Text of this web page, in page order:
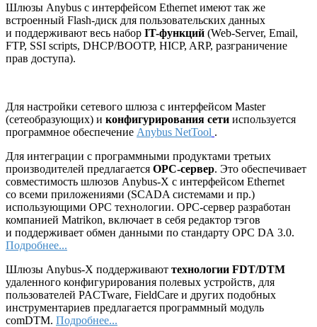
Шлюзы Anybus с интерфейсом Ethernet имеют так же
встроенный Flash-диск для пользовательских данных
и поддерживают весь набор IT-функций (Web-Server, Email,
FTP, SSI scripts, DHCP/BOOTP, HICP, ARP, разграничение
прав доступа).
Для настройки сетевого шлюза с интерфейсом Master
(сетеобразующих) и конфигурирования сети используется
программное обеспечение Anybus NetTool .
Для интеграции с программными продуктами третьих
производителей предлагается ОРС-сервер. Это обеспечивает
совместимость шлюзов Anybus-X с интерфейсом Ethernet
со всеми приложениями (SCADA системами и пр.)
использующими ОРС технологии. ОРС-сервер разработан
компанией Matrikon, включает в себя редактор тэгов
и поддерживает обмен данными по стандарту OPC DA 3.0.
Подробнее...
Шлюзы Anybus-X поддерживают технологии FDT/DTM
удаленного конфигурирования полевых устройств, для
пользователей PACTware, FieldCare и других подобных
инструментариев предлагается программный модуль
comDTM. Подробнее...